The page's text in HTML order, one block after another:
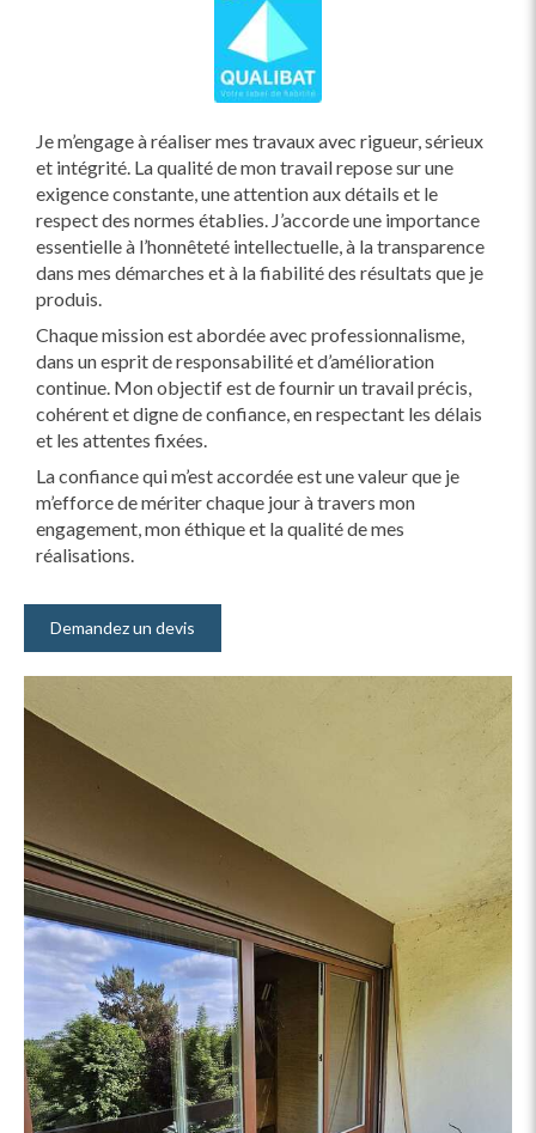
Je m’engage à réaliser mes travaux avec rigueur, sérieux
et intégrité. La qualité de mon travail repose sur une
exigence constante, une attention aux détails et le
respect des normes établies. J’accorde une importance
essentielle à l’honnêteté intellectuelle, à la transparence
dans mes démarches et à la fiabilité des résultats que je
produis.
Chaque mission est abordée avec professionnalisme,
dans un esprit de responsabilité et d’amélioration
continue. Mon objectif est de fournir un travail précis,
cohérent et digne de confiance, en respectant les délais
et les attentes fixées.
La confiance qui m’est accordée est une valeur que je
m’efforce de mériter chaque jour à travers mon
engagement, mon éthique et la qualité de mes
réalisations.
Demandez un devis